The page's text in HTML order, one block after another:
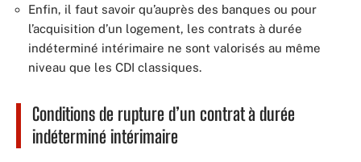
Enfin, il faut savoir qu’auprès des banques ou pour
l’acquisition d’un logement, les contrats à durée
indéterminé intérimaire ne sont valorisés au même
niveau que les CDI classiques.
Conditions de rupture d’un contrat à durée
indéterminé intérimaire